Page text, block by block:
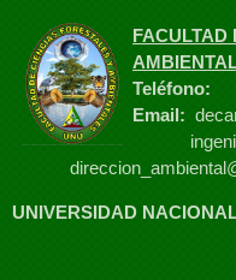
FACULTAD
Teléfono:
Email:
UNIVERSIDAD